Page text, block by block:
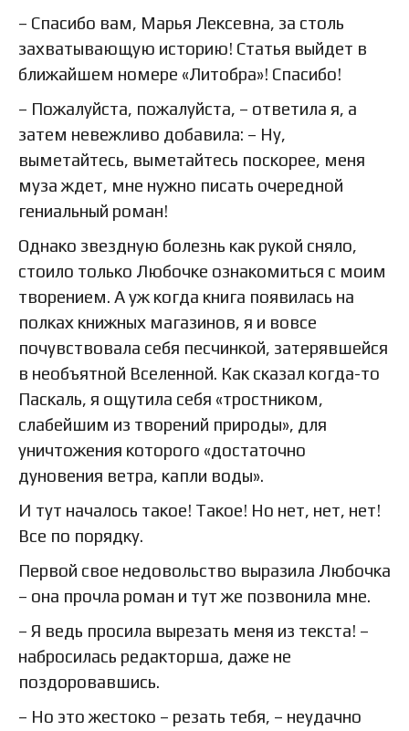
– Спасибо вам, Марья Лексевна, за столь
захватывающую историю! Статья выйдет в
ближайшем номере «Литобра»! Спасибо!
– Пожалуйста, пожалуйста, – ответила я, а
затем невежливо добавила: – Ну,
выметайтесь, выметайтесь поскорее, меня
муза ждет, мне нужно писать очередной
гениальный роман!
Однако звездную болезнь как рукой сняло,
стоило только Любочке ознакомиться с моим
творением. А уж когда книга появилась на
полках книжных магазинов, я и вовсе
почувствовала себя песчинкой, затерявшейся
в необъятной Вселенной. Как сказал когда-то
Паскаль, я ощутила себя «тростником,
слабейшим из творений природы», для
уничтожения которого «достаточно
дуновения ветра, капли воды».
И тут началось такое! Такое! Но нет, нет, нет!
Все по порядку.
Первой свое недовольство выразила Любочка
– она прочла роман и тут же позвонила мне.
– Я ведь просила вырезать меня из текста! –
набросилась редакторша, даже не
поздоровавшись.
– Но это жестоко – резать тебя, – неудачно